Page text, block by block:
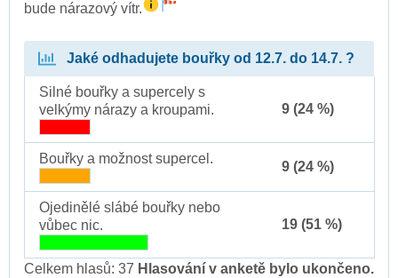
bude nárazový vítr.
Jaké odhadujete bouřky od 12.7. do 14.7. ?
Silné bouřky a supercely s
velkýmy nárazy a kroupami.
9 (24 %)
Bouřky a možnost supercel.
9 (24 %)
Ojedinělé slábé bouřky nebo
vůbec nic.
19 (51 %)
Celkem hlasů: 37 Hlasování v anketě bylo ukončeno.